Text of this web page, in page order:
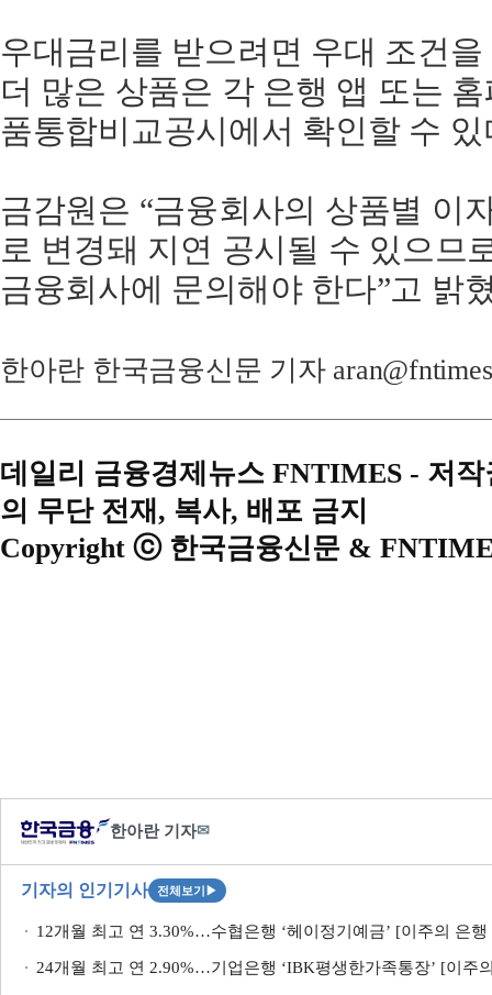
우대금리를 받으려면 우대 조건
더 많은 상품은 각 은행 앱 또는
품통합비교공시에서 확인할 수 있
금감원은 “금융회사의 상품별 이
로 변경돼 지연 공시될 수 있으므
금융회사에 문의해야 한다”고 밝
한아란 한국금융신문 기자
데일리 금융경제뉴스 FNTIMES - 저
의 무단 전재, 복사, 배포 금지
Copyright ⓒ 한국금융신문 &
한아란 기자✉
기자의 인기기사 전체보기 ▶
12개월 최고 연 3.30%…수협은행 ‘헤이정기예금’ [이주의 은
24개월 최고 연 2.90%…기업은행 ‘IBK평생한가족통장’ [이주